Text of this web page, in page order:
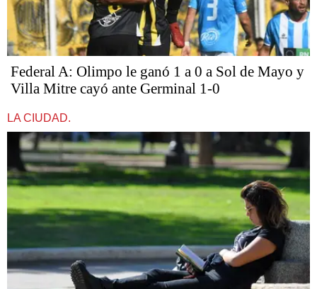
Federal A: Olimpo le ganó 1 a 0 a Sol de Mayo y
Villa Mitre cayó ante Germinal 1-0
LA CIUDAD.